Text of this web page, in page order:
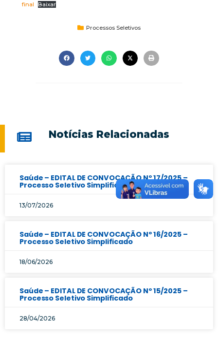
final
Baixar
Processos Seletivos
Notícias Relacionadas
Saúde – EDITAL DE CONVOCAÇÃO Nº 17/2025 –
Processo Seletivo Simplificado
13/07/2026
Saúde – EDITAL DE CONVOCAÇÃO Nº 16/2025 –
Processo Seletivo Simplificado
18/06/2026
Saúde – EDITAL DE CONVOCAÇÃO Nº 15/2025 –
Processo Seletivo Simplificado
28/04/2026